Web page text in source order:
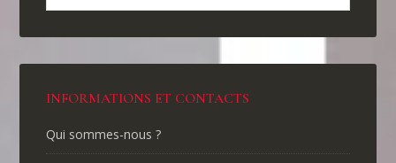
INFORMATIONS ET CONTACTS
Qui sommes-nous ?